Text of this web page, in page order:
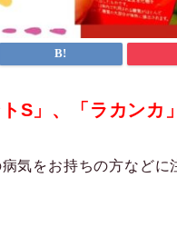
トS」、「ラカンカ」
気をお持ちの方などに